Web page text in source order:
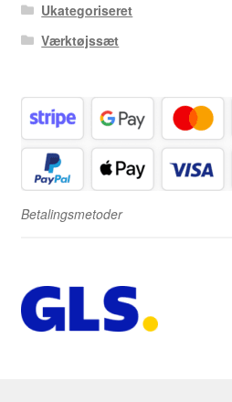
Ukategoriseret
Værktøjssæt
Betalingsmetoder